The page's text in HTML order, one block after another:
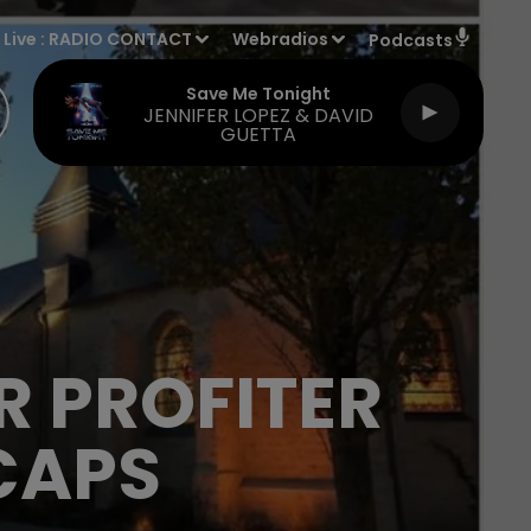
Live : RADIO CONTACT Webradios Podcasts
Save Me Tonight
JENNIFER LOPEZ & DAVID
GUETTA
PROFITER